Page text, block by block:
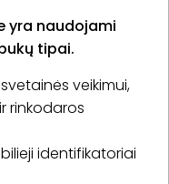
yra naudojami
tipai.
veikimui,
rinkodaros
identifikatoriai
politika